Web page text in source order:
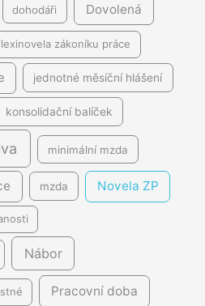
dohodáři Dovolená
zákoníku práce
jednotné měsíční hlášení
konsolidační balíček
minimální mzda
mzda Novela ZP
Nábor
Pracovní doba